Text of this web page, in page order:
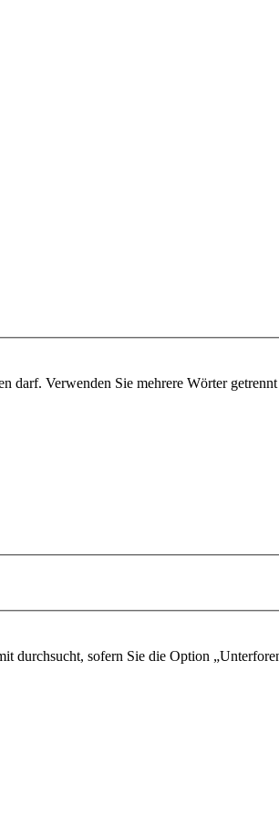
darf. Verwenden Sie mehrere Wörter
durchsucht, sofern Sie die Option